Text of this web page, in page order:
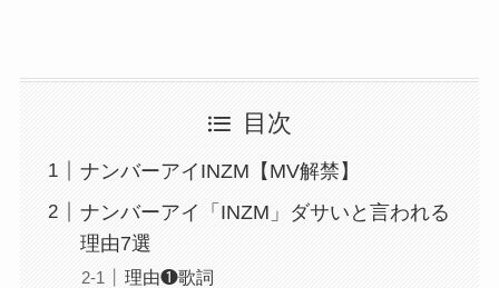
目次
ナンバーアイINZM【MV解禁】
ナンバーアイ「INZM」ダサいと言われる
理由7選
理由❶歌詞